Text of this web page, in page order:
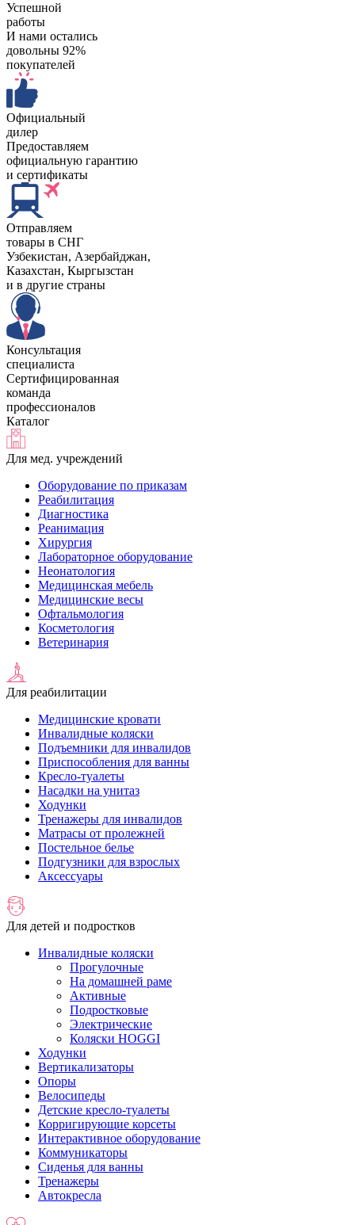
Успешной
работы
И нами остались
довольны 92%
покупателей
Официальный
дилер
Предоставляем
официальную гарантию
и сертификаты
Отправляем
товары в СНГ
Узбекистан, Aзербайджан,
Казахстан, Кыргызстан
и в другие страны
Консультация
специалиста
Сертифицированная
команда
профессионалов
Каталог
Для мед. учреждений
Оборудование по приказам
Реабилитация
Диагностика
Реанимация
Хирургия
Лабораторное оборудование
Неонатология
Медицинская мебель
Медицинские весы
Офтальмология
Косметология
Ветеринария
Для реабилитации
Медицинские кровати
Инвалидные коляски
Подъемники для инвалидов
Приспособления для ванны
Кресло-туалеты
Насадки на унитаз
Ходунки
Тренажеры для инвалидов
Матрасы от пролежней
Постельное белье
Подгузники для взрослых
Аксессуары
Для детей и подростков
Инвалидные коляски
Прогулочные
На домашней раме
Активные
Подростковые
Электрические
Коляски HOGGI
Ходунки
Вертикализаторы
Опоры
Велосипеды
Детские кресло-туалеты
Корригирующие корсеты
Интерактивное оборудование
Коммуникаторы
Сиденья для ванны
Тренажеры
Автокресла